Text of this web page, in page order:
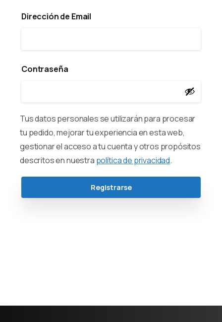
Dirección de Email
Contraseña
Tus datos personales se utilizarán para procesar
tu pedido, mejorar tu experiencia en esta web,
gestionar el acceso a tu cuenta y otros propósitos
descritos en nuestra política de privacidad.
Registrarse